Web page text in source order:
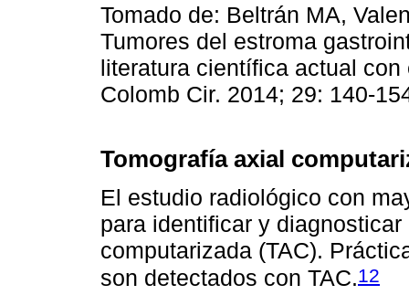
Tomado de: Beltrán MA,
Tumores del estroma
literatura científica actual
Colomb Cir. 2014; 29: 140-
Tomografía axial
El estudio radiológico con
para identificar y
computarizada (TAC).
son detectados con TAC.12